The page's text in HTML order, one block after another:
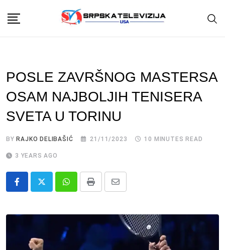
POSLE ZAVRŠNOG MASTERSA
OSAM NAJBOLJIH TENISERA
SVETA U TORINU
BY RAJKO DELIBAŠIĆ 21/11/2023 10 MINUTES READ
3 YEARS AGO
Whatsapp
Print
Share
Email